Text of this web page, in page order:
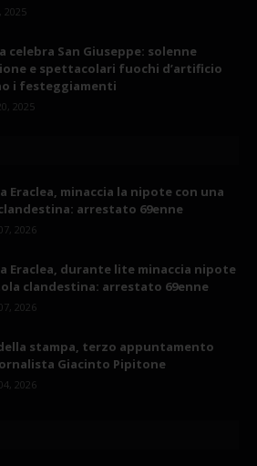
2025
celebra San Giuseppe: solenne
e spettacolari fuochi d’artificio
i festeggiamenti
2025
Eraclea, minaccia la nipote con una
arrestato 69enne
2026
Eraclea, durante lite minaccia nipote
clandestina: arrestato 69enne
2026
stampa, terzo appuntamento
Giacinto Pipitone
2026